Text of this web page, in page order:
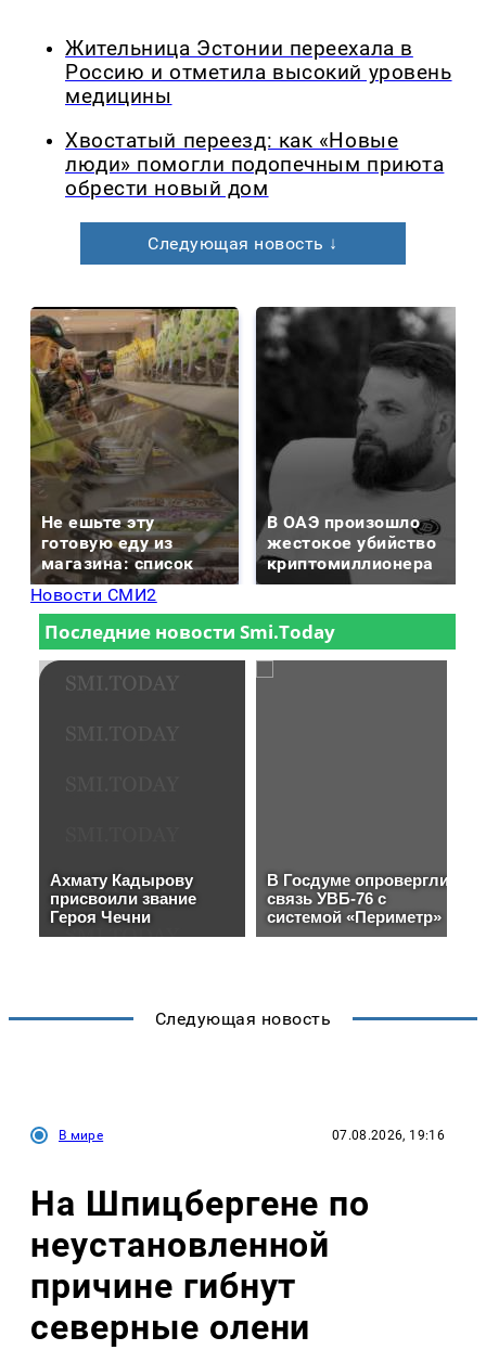
Жительница Эстонии переехала в
Россию и отметила высокий уровень
медицины
Хвостатый переезд: как «Новые
люди» помогли подопечным приюта
обрести новый дом
Следующая новость ↓
Не ешьте эту
готовую еду из
магазина: список
В ОАЭ произошло
жестокое убийство
криптомиллионера
Новости СМИ2
Следующая новость
В мире 07.08.2026, 19:16
На Шпицбергене по
неустановленной
причине гибнут
северные олени